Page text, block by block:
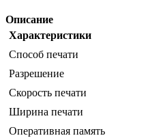
Описание
Характеристики
Способ печати
Разрешение
Скорость печати
Ширина печати
Оперативная память